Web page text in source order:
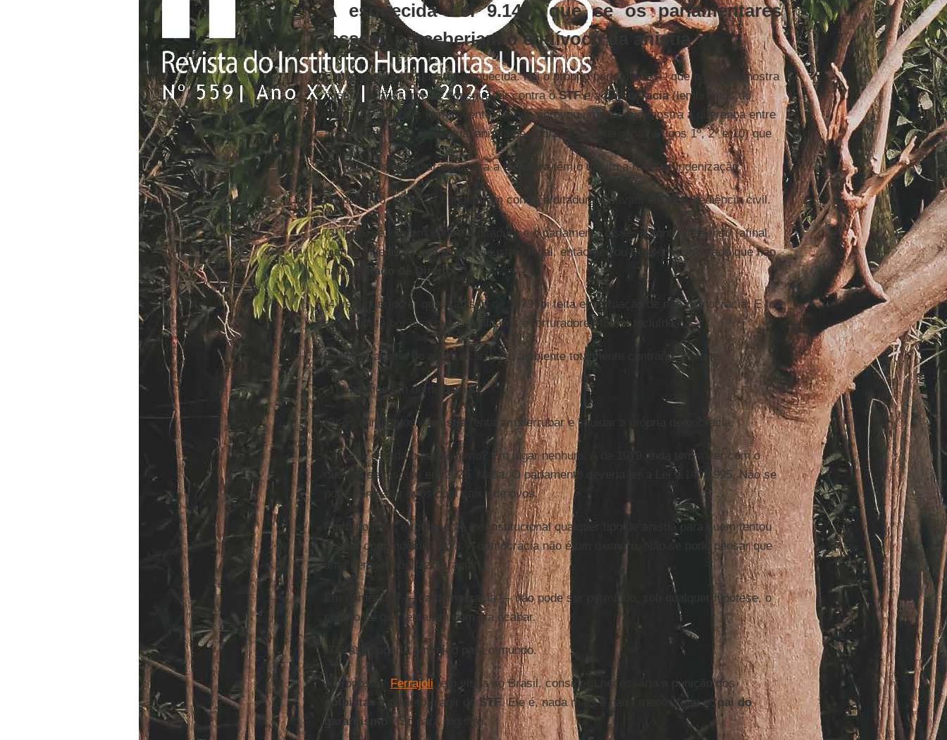
A esquecida Lei 9.140, que se os parlamentares
lessem, perceberiam o equívoco da anistia
Explico aqui uma questão esquecida. Foi o próprio parlamento — que agora se mostra
hostil e perigosamente conspirador contra oSTFe ademocracia(lembremos do
motim de 36 horas bem recente) — que aprovou uma lei que mostra a diferença entre
a anistia de 1979 e eventual anistia de agora. A lei determina (artigos 1º, 2º e 10) que
(1) todos os que lutaram contra aditaduratêm o direito a receber indenização.
(2) portanto, todos os que lutaram contra a ditadura estavam em desobediência civil.
(3) logo, se lutaram contra a ditadura e o parlamento disse, a contrário sensu(afinal,
manda indenizar) que a luta foi justa e legal, então deixou também assentado que não
haviaEstado de Direito.
(4) isto quer dizer que a anistia de 1979 foi feita em situação de não democracia. E foi
exatamente por isso que os militares e torturadores foram incluídos.
Eventual anistia de agora ocorre em ambiente totalmente contrário. Porque
(1) Vivemos em democracia e
(2) os candidatos àanistia tentaram derrubar e liquidar a própria democracia.
(3) onde estaria o paralelismo? Em lugar nenhum. A de 1979 nada tem a ver com o
que ora se discute em 2025. Nada. O parlamento deveria ler a Lei 9.140/1995. Não se
pode comparar ovos com caixa de ovos.
Por tudo isso, é totalmente inconstitucional qualquer tipo de anistia para quem tentou
acabar com a democracia. A democracia não é um oximoro. Não se pode pensar que
uma democracia faz haraquiri.
Em nome dela — da democracia — não pode ser permitido, sob qualquer hipótese, o
perdão ao que tentaram com ela acabar.
O Brasil pagaria um mico para o mundo.
A propósito: Ferrajoli , em visita ao Brasil, considera necessária a punição dos
golpistas e correto o agir doSTF. Ele é, nada mais e nada menos, que o “pai do
garantismo
”. Só para registro.